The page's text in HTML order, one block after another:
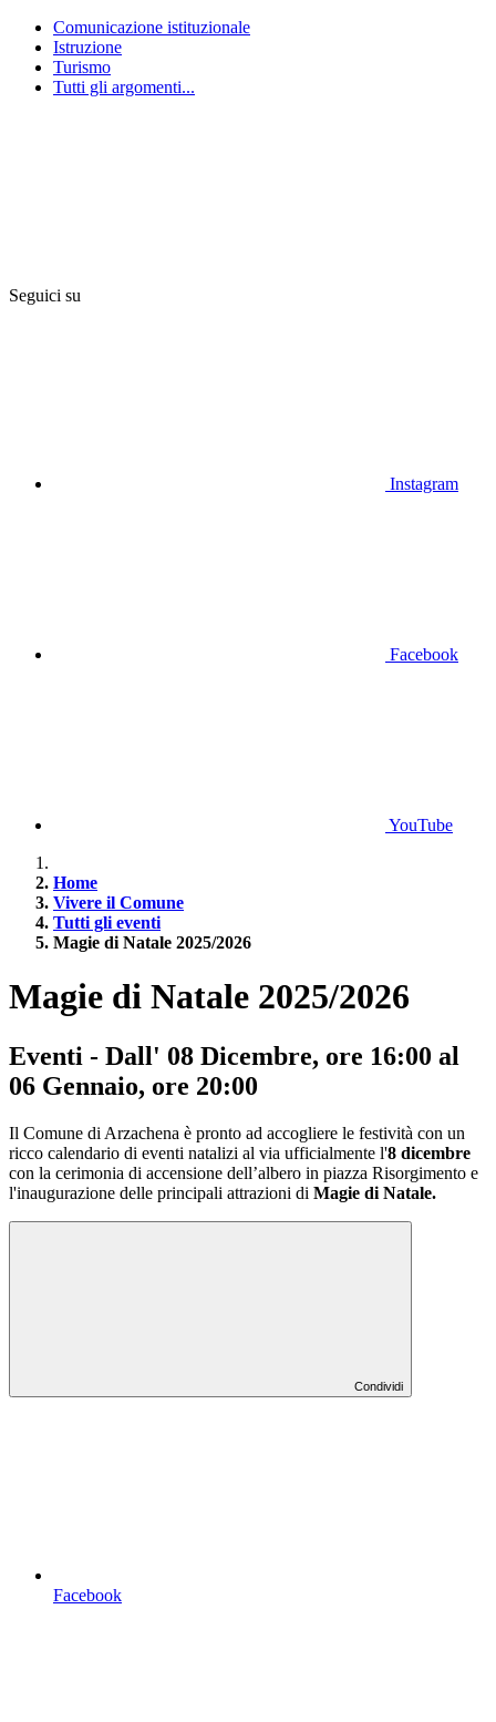
Comunicazione istituzionale
Istruzione
Turismo
Tutti gli argomenti...
Seguici su
Instagram
Facebook
YouTube
Home
Vivere il Comune
Tutti gli eventi
Magie di Natale 2025/2026
Magie di Natale 2025/2026
Eventi - Dall' 08 Dicembre, ore 16:00 al
06 Gennaio, ore 20:00
Il Comune di Arzachena è pronto ad accogliere le festività con un
ricco calendario di eventi natalizi al via ufficialmente l'8 dicembre
con la cerimonia di accensione dell’albero in piazza Risorgimento e
l'inaugurazione delle principali attrazioni di Magie di Natale.
Condividi
Facebook